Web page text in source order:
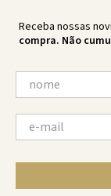
Receba nossas
compra. Não